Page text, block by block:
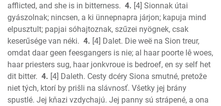
Titus
Philemon
Hebrews
James
1 Peter
2 Peter
1 John
2 John
afflicted, and she is in bitterness. 4. [4] Sionnak útai
gyászolnak; nincsen, a ki ünnepnapra járjon; kapuja mind
elpusztult; papjai sóhajtoznak, szűzei nyögnek, csak
keserűsége van néki. 4. [4] Dalet. Die weë na Sion treur,
omdat daar geen feesgangers is nie; al haar poorte lê woes,
haar priesters sug, haar jonkvroue is bedroef, en sy self het
dit bitter. 4. [4] Daleth. Cesty dcéry Siona smutné, pretože
niet tých, ktorí by prišli na slávnosť. Všetky jej brány
spustlé. Jej kňazi vzdychajú. Jej panny sú strápené, a ona